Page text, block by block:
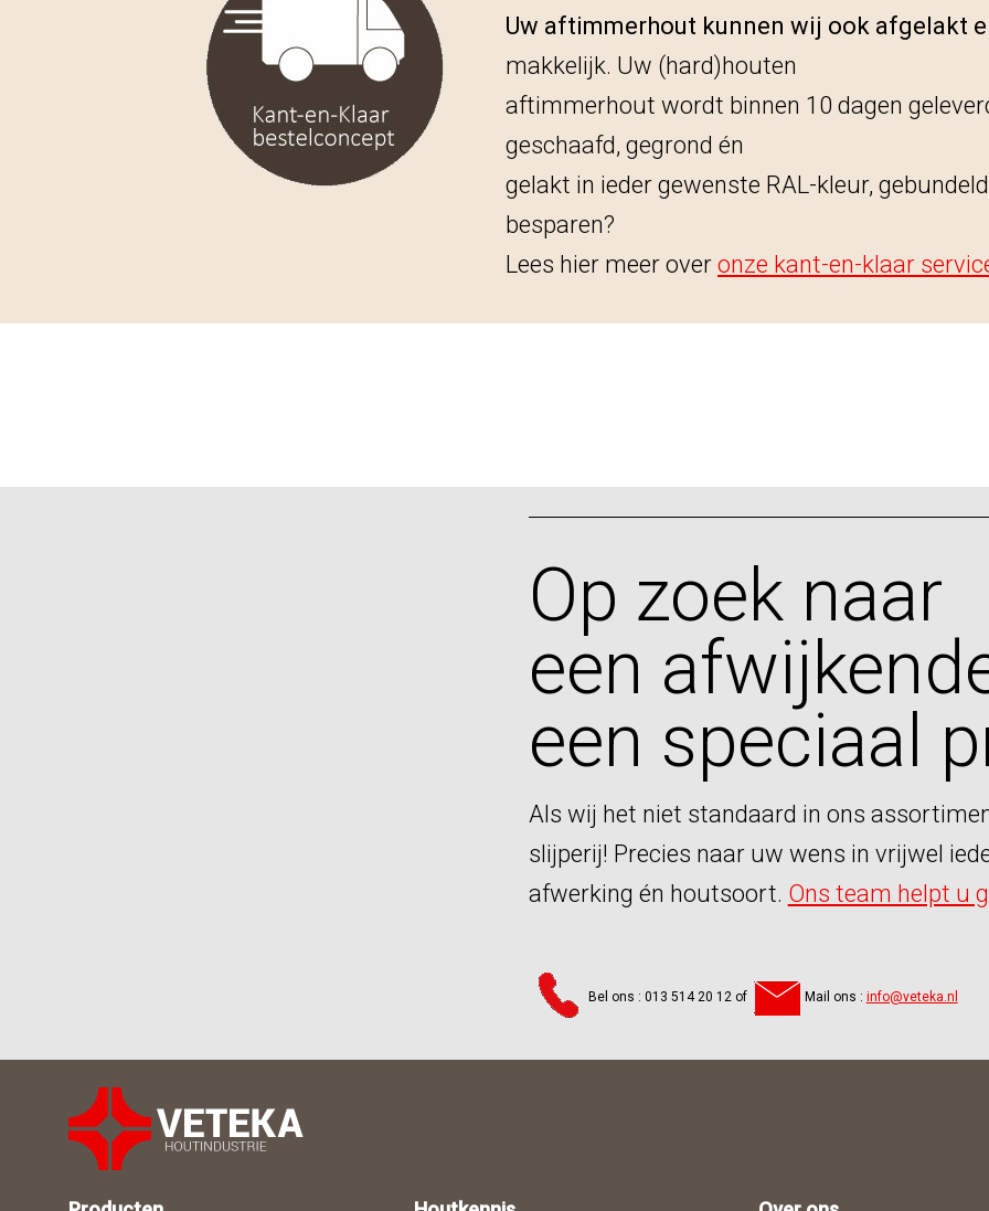
Uw aftimmerhout kunnen wij ook afgelakt
makkelijk. Uw (hard)houten
aftimmerhout wordt binnen 10 dagen
geschaafd, gegrond én
gelakt in ieder gewenste RAL-kleur,
besparen?
Lees hier meer over onze kant-en-klaar
Op zoek naar
een
een speciaal
Als wij het niet standaard in ons
slijperij! Precies naar uw wens in vrijwel
afwerking én houtsoort. Ons team helpt u
Bel ons : 013 514 20 12 of Mail ons : info@veteka.nl